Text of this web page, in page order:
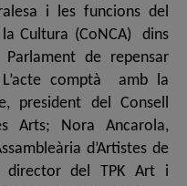
i les funcions del
Cultura (CoNCA) dins
de repensar
comptà amb la
president del Consell
Arts; Nora Ancarola,
d’Artistes de
director del TPK Art i